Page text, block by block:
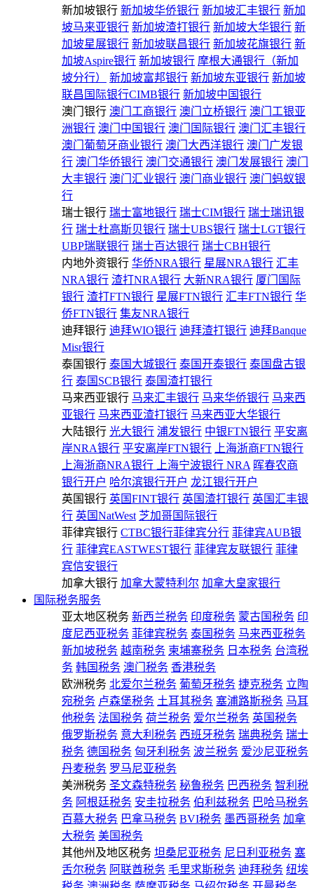
新加坡银行 新加坡华侨银行 新加坡汇丰银行 新加
坡马来亚银行 新加坡渣打银行 新加坡大华银行 新
加坡星展银行 新加坡联昌银行 新加坡花旗银行 新
加坡Aspire银行 新加坡银行 摩根大通银行（新加
坡分行）
新加坡富邦银行 新加坡东亚银行 新加坡
联昌国际银行CIMB银行 新加坡中国银行
澳门银行 澳门工商银行 澳门立桥银行 澳门工银亚
洲银行 澳门中国银行 澳门国际银行 澳门汇丰银行
澳门葡萄牙商业银行 澳门大西洋银行 澳门广发银
行 澳门华侨银行 澳门交通银行 澳门发展银行 澳门
大丰银行 澳门汇业银行 澳门商业银行 澳门蚂蚁银
行
瑞士银行 瑞士富地银行 瑞士CIM银行 瑞士瑞讯银
行 瑞士杜高斯贝银行 瑞士UBS银行 瑞士LGT银行
UBP瑞联银行 瑞士百达银行 瑞士CBH银行
内地外资银行 华侨NRA银行 星展NRA银行 汇丰
NRA银行 渣打NRA银行 大新NRA银行 厦门国际
银行 渣打FTN银行 星展FTN银行 汇丰FTN银行 华
侨FTN银行 集友NRA银行
迪拜银行 迪拜WIO银行 迪拜渣打银行 迪拜Banque
Misr银行
泰国银行 泰国大城银行 泰国开泰银行 泰国盘古银
行 泰国SCB银行 泰国渣打银行
马来西亚银行 马来汇丰银行 马来华侨银行 马来西
亚银行 马来西亚渣打银行 马来西亚大华银行
大陆银行 光大银行 浦发银行 中银FTN银行 平安离
岸NRA银行 平安离岸FTN银行
上海浙商FTN银行
上海浙商NRA银行
上海宁波银行 NRA 晖春农商
银行开户 哈尔滨银行开户 龙江银行开户
英国银行 英国FINT银行 英国渣打银行 英国汇丰银
行 英国NatWest 芝加哥国际银行
菲律宾银行 CTBC银行菲律宾分行 菲律宾AUB银
行 菲律宾EASTWEST银行 菲律宾友联银行 菲律
宾信安银行
加拿大银行 加拿大蒙特利尔 加拿大皇家银行
国际税务服务
亚太地区税务 新西兰税务 印度税务 蒙古国税务 印
度尼西亚税务 菲律宾税务 泰国税务 马来西亚税务
新加坡税务 越南税务 柬埔寨税务 日本税务 台湾税
务 韩国税务 澳门税务 香港税务
欧洲税务 北爱尔兰税务 葡萄牙税务 捷克税务 立陶
宛税务 卢森堡税务 土耳其税务 塞浦路斯税务 马耳
他税务 法国税务 荷兰税务 爱尔兰税务 英国税务
俄罗斯税务 意大利税务 西班牙税务 瑞典税务 瑞士
税务 德国税务 匈牙利税务 波兰税务 爱沙尼亚税务
丹麦税务 罗马尼亚税务
美洲税务 圣文森特税务 秘鲁税务 巴西税务 智利税
务 阿根廷税务 安圭拉税务 伯利兹税务 巴哈马税务
百慕大税务 巴拿马税务 BVI税务 墨西哥税务 加拿
大税务 美国税务
其他州及地区税务 坦桑尼亚税务 尼日利亚税务 塞
舌尔税务 阿联酋税务 毛里求斯税务 迪拜税务 纽埃